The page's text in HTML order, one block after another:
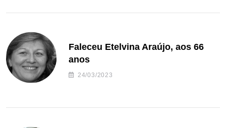
Faleceu Etelvina Araújo, aos 66
anos
24/03/2023